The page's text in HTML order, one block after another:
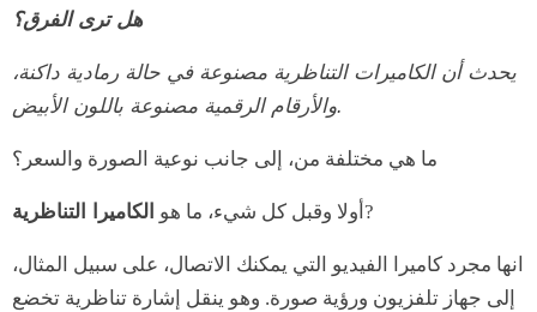
هل ترى الفرق؟
يحدث أن الكاميرات التناظرية مصنوعة في حالة رمادية داكنة،
والأرقام الرقمية مصنوعة باللون الأبيض.
ما هي مختلفة من، إلى جانب نوعية الصورة والسعر؟
أولا وقبل كل شيء، ما هو الكاميرا التناظرية ?
انها مجرد كاميرا الفيديو التي يمكنك الاتصال، على سبيل المثال،
إلى جهاز تلفزيون ورؤية صورة. وهو ينقل إشارة تناظرية تخضع